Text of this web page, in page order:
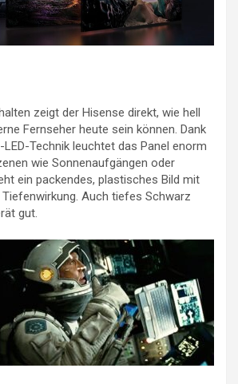
zeigt der Hisense direkt, wie hell
Fernseher heute sein können. Dank
Technik leuchtet das Panel enorm
wie Sonnenaufgängen oder
ein packendes, plastisches Bild mit
Auch tiefes Schwarz
gut.